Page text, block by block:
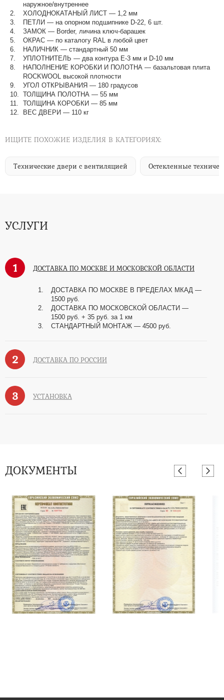
наружное/внутреннее
ХОЛОДНОКАТАНЫЙ ЛИСТ — 1,2 мм
ПЕТЛИ — на опорном подшипнике D-22, 6 шт.
ЗАМОК — Border, личина ключ-барашек
ОКРАС — по каталогу RAL в любой цвет​​​​​​​
НАЛИЧНИК — стандартный 50 мм
УПЛОТНИТЕЛЬ — два контура Е-3 мм и D-10 мм
НАПОЛНЕНИЕ КОРОБКИ И ПОЛОТНА — базальтовая плита
ROCKWOOL высокой плотности
УГОЛ ОТКРЫВАНИЯ — 180 градусов
ТОЛЩИНА ПОЛОТНА — 55 мм
ТОЛЩИНА КОРОБКИ — 85 мм
ВЕС ДВЕРИ — 110 кг
ИЩИТЕ ПОХОЖИЕ ИЗДЕЛИЯ В КАТЕГОРИЯХ:
Технические двери с вентиляцией Остекленные
УСЛУГИ
1 ДОСТАВКА ПО МОСКВЕ И МОСКОВСКОЙ ОБЛАСТИ
ДОСТАВКА ПО МОСКВЕ В ПРЕДЕЛАХ МКАД —
1500 руб.
ДОСТАВКА ПО МОСКОВСКОЙ ОБЛАСТИ —
1500 руб. + 35 руб. за 1 км
СТАНДАРТНЫЙ МОНТАЖ — 4500 руб.
2 ДОСТАВКА ПО РОССИИ
3 УСТАНОВКА
ДОКУМЕНТЫ